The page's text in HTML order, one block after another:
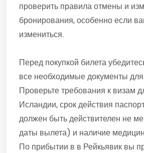
проверить правила отмены и
бронирования, особенно если
измениться.
Перед покупкой билета
все необходимые документы для
Проверьте требования к визам
Исландии, срок действия
должен быть действителен не
даты вылета) и наличие
По прибытии в в Рейкьявик вы